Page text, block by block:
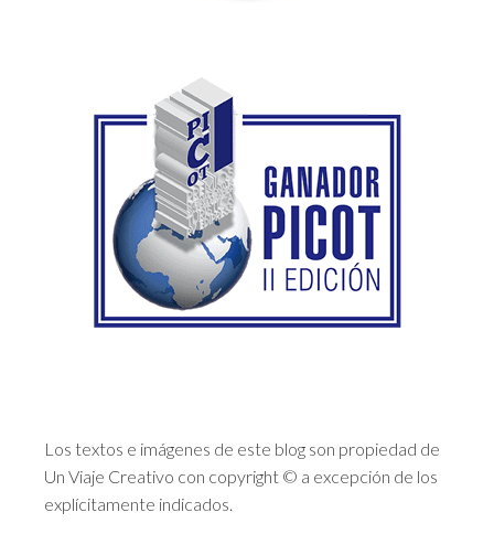
Los textos e imágenes de este blog son propiedad de
Un Viaje Creativo con copyright © a excepción de los
explícitamente indicados.